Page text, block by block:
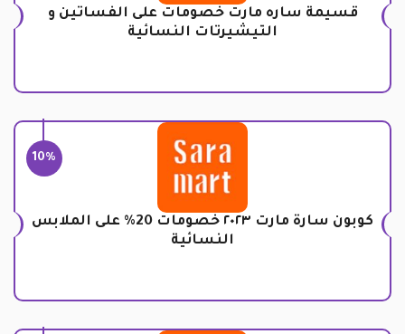
قسيمة ساره مارت خصومات على الفساتين و
التيشيرتات النسائية
10%
كوبون سارة مارت ٢٠٢٣ خصومات 20% على الملابس
النسائية